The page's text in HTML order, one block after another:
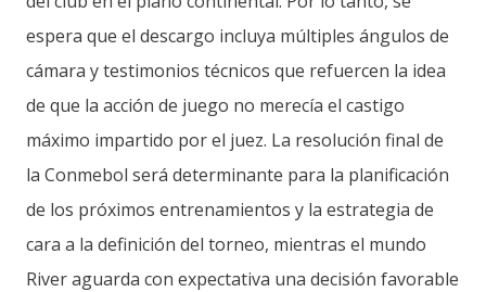
espera que el descargo incluya múltiples ángulos de
cámara y testimonios técnicos que refuercen la idea
de que la acción de juego no merecía el castigo
máximo impartido por el juez. La resolución final de
la Conmebol será determinante para la planificación
de los próximos entrenamientos y la estrategia de
cara a la definición del torneo, mientras el mundo
River aguarda con expectativa una decisión favorable